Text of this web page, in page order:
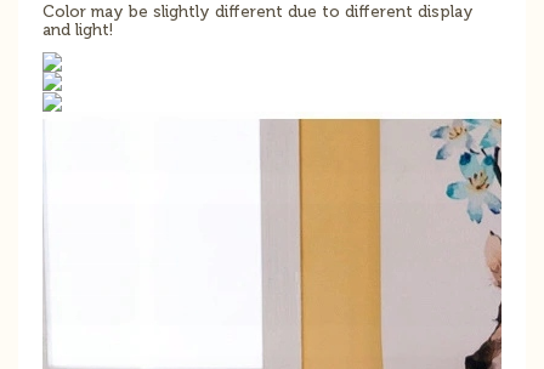
Color may be slightly different due to different display
and light!